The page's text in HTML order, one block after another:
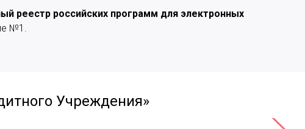
реестр российских программ для электронных
№1.
Учреждения»